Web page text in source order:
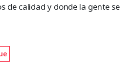
de calidad y donde la gente se